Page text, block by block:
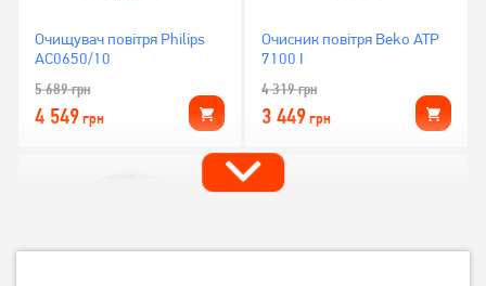
Очищувач повітря Philips
AC0650/10
5 689грн
4 549грн
Очисник повітря Beko ATP
7100 I
4 319грн
3 449грн